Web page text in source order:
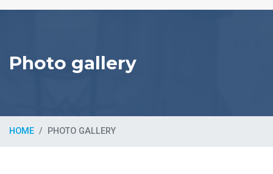
Photo gallery
HOME PHOTO GALLERY